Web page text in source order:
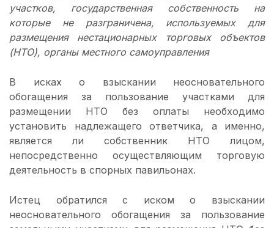
участков, государственная собственность на
которые не разграничена, используемых для
размещения нестационарных торговых объектов
(НТО), органы местного самоуправления
В исках о взыскании неосновательного
обогащения за пользование участками для
размещении НТО без оплаты необходимо
установить надлежащего ответчика, а именно,
является ли собственник НТО лицом,
непосредственно осуществляющим торговую
деятельность в спорных павильонах.
Истец обратился с иском о взыскании
неосновательного обогащения за пользование